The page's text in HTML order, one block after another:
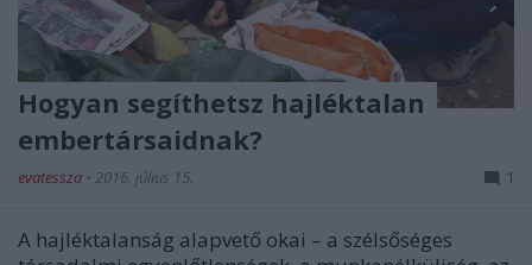
Hogyan segíthetsz hajléktalan
embertársaidnak?
evatessza • 2016. július 15. 1
A hajléktalanság alapvető okai – a szélsőséges